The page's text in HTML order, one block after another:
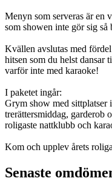
Menyn som serveras är en
som showen inte gör sig så
Kvällen avslutas med
hitsen som du helst dansar
varför inte med karaoke!
I paketet ingår:
Grym show med sittplatser
trerättersmiddag, garderob
roligaste nattklubb och
Kom och upplev årets
Senaste